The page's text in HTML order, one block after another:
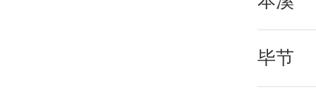
毕节